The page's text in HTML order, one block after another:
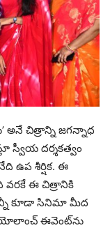
అనే చిత్రాన్ని జగన్నాధ
స్వీయ దర్శకత్వం
ఉప శీర్షిక. ఈ
వరకే ఈ చిత్రానికి
కూడా సినిమా మీద
ఈవెంట్‌ను